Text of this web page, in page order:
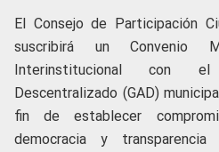
El Consejo de Participación
suscribirá un Convenio
Interinstitucional con el
Descentralizado (GAD)
fin de establecer
democracia y